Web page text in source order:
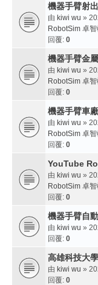
機器手臂射
由 kiwi wu »
RobotSim 卓
回覆: 0
機器手臂金
由 kiwi wu »
RobotSim 卓
回覆: 0
機器手臂車
由 kiwi wu »
RobotSim 卓
回覆: 0
YouTube
由 kiwi wu »
RobotSim 卓
回覆: 0
機器手臂自
由 kiwi wu »
回覆: 0
高雄科技大
由 kiwi wu »
回覆: 0